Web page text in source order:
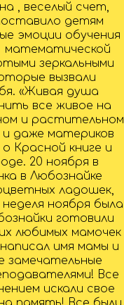
, веселый счет,
детям
эмоции обучения
математической
зеркальными
вызвали
«Живая душа
все живое на
и растительном
и даже материков
Красной книге и
20 ноября в
в Любознайке
ладошек,
ноября была
готовили
любимых мамочек
имя мамы и
замечательные
Все
искали свое